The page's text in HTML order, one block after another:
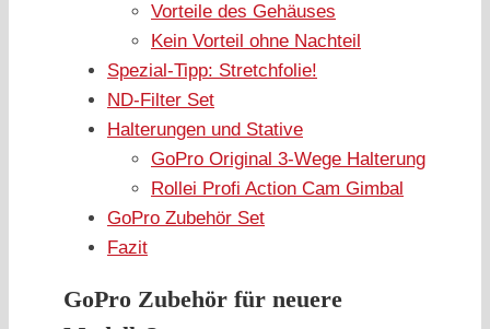
Vorteile des Gehäuses
Kein Vorteil ohne Nachteil
Spezial-Tipp: Stretchfolie!
ND-Filter Set
Halterungen und Stative
GoPro Original 3-Wege Halterung
Rollei Profi Action Cam Gimbal
GoPro Zubehör Set
Fazit
GoPro Zubehör für neuere